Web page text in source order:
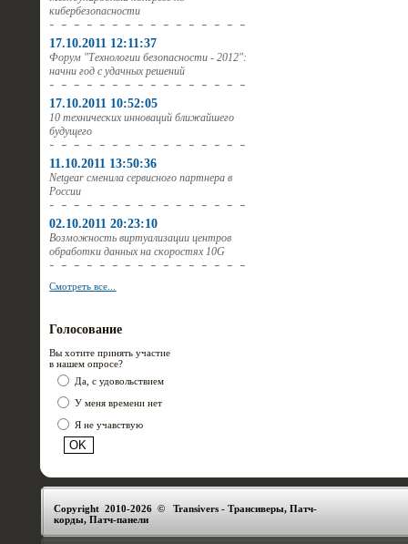
кибербезопасности
17.10.2011 12:11:37
Форум "Технологии безопасности - 2012":
начни год с удачных решений
17.10.2011 10:52:05
10 технических инноваций ближайшего
будущего
11.10.2011 13:50:36
Netgear сменила сервисного партнера в
России
02.10.2011 20:23:10
Возможность виртуализации центров
обработки данных на скоростях 10G
Смотреть все...
Голосование
Вы хотите принять участие
в нашем опросе?
Да, с удовольствием
У меня времени нет
Я не учавствую
Copyright 2010-2026 © Transivers - Трансиверы, Патч-
корды, Патч-панели